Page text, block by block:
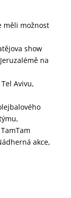
měli možnost
show
na
Avivu,
akce,